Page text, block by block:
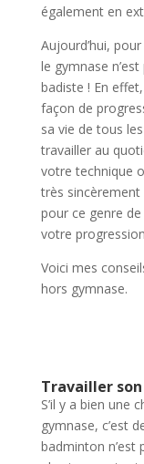
également en
Aujourd’hui,
le gymnase
badiste ! En
façon de
sa vie de tous
travailler au
votre technique
très sincèrement
pour ce genre
votre
Voici mes
hors gymnase.
Travailler
S’il y a bien une
gymnase, c’est
badminton n’est